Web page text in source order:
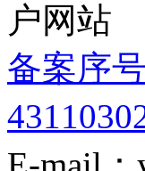
户网站
备案序